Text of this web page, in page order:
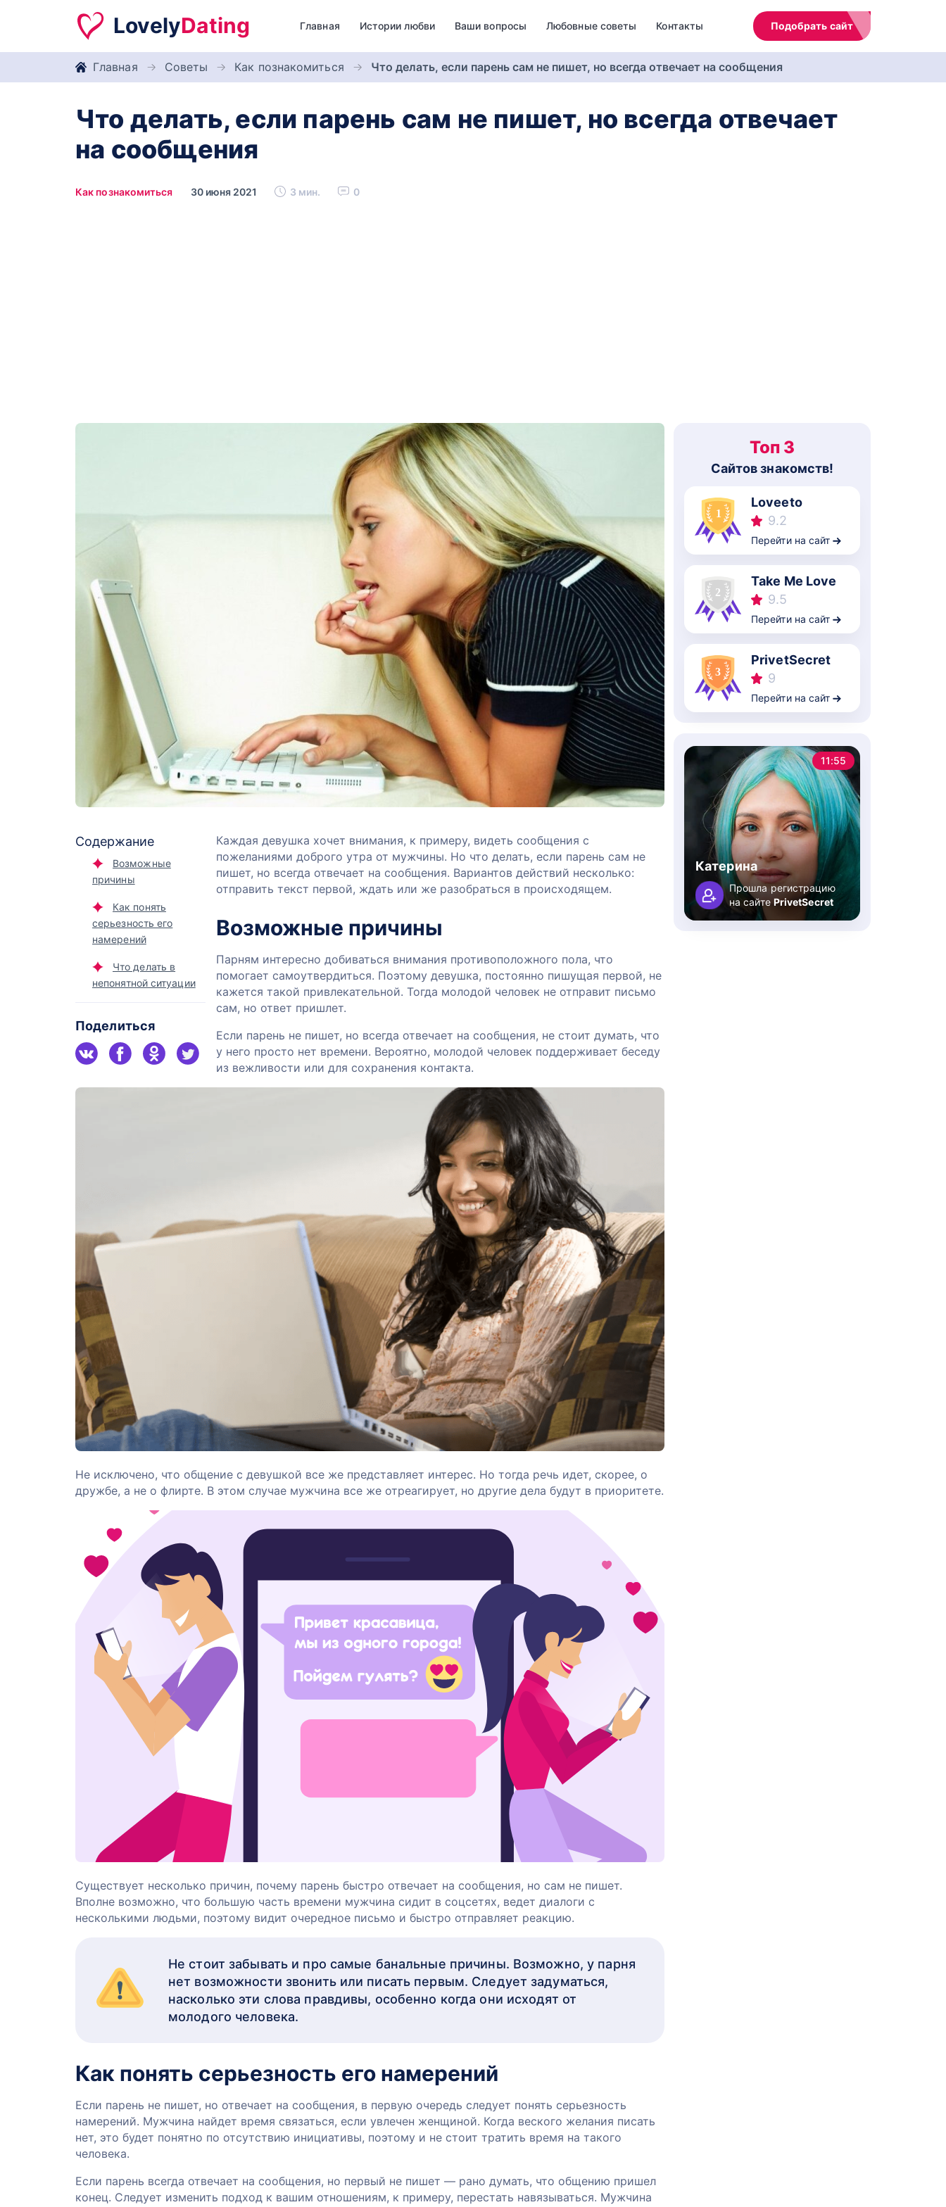
LovelyDating Главная Истории любви Ваши вопросы Любовные советы Контакты Подобрать сайт
Главная Советы Как познакомиться Что делать, если парень сам не пишет, но всегда отвечает на сообщения
Что делать, если парень сам не пишет, но всегда отвечает
на сообщения
Как познакомиться 30 июня 2021 3 мин. 0
Содержание
Возможные
причины
Как понять
серьезность его
намерений
Что делать в
непонятной ситуации
Поделиться
Каждая девушка хочет внимания, к примеру, видеть сообщения с
пожеланиями доброго утра от мужчины. Но что делать, если парень сам не
пишет, но всегда отвечает на сообщения. Вариантов действий несколько:
отправить текст первой, ждать или же разобраться в происходящем.
Возможные причины
Парням интересно добиваться внимания противоположного пола, что
помогает самоутвердиться. Поэтому девушка, постоянно пишущая первой, не
кажется такой привлекательной. Тогда молодой человек не отправит письмо
сам, но ответ пришлет.
Если парень не пишет, но всегда отвечает на сообщения, не стоит думать, что
у него просто нет времени. Вероятно, молодой человек поддерживает беседу
из вежливости или для сохранения контакта.
Не исключено, что общение с девушкой все же представляет интерес. Но тогда речь идет, скорее, о
дружбе, а не о флирте. В этом случае мужчина все же отреагирует, но другие дела будут в приоритете.
Существует несколько причин, почему парень быстро отвечает на сообщения, но сам не пишет.
Вполне возможно, что большую часть времени мужчина сидит в соцсетях, ведет диалоги с
несколькими людьми, поэтому видит очередное письмо и быстро отправляет реакцию.
Не стоит забывать и про самые банальные причины. Возможно, у парня
нет возможности звонить или писать первым. Следует задуматься,
насколько эти слова правдивы, особенно когда они исходят от
молодого человека.
Как понять серьезность его намерений
Если парень не пишет, но отвечает на сообщения, в первую очередь следует понять серьезность
намерений. Мужчина найдет время связаться, если увлечен женщиной. Когда веского желания писать
нет, это будет понятно по отсутствию инициативы, поэтому и не стоит тратить время на такого
человека.
Если парень всегда отвечает на сообщения, но первый не пишет — рано думать, что общению пришел
конец. Следует изменить подход к вашим отношениям, к примеру, перестать навязываться. Мужчина
Топ 3
Cайтов знакомств!
Loveeto
9.2
Перейти на сайт
Take Me Love
9.5
Перейти на сайт
PrivetSecret
9
Перейти на сайт
11:55
Катерина
Прошла регистрацию
на сайте PrivetSecret